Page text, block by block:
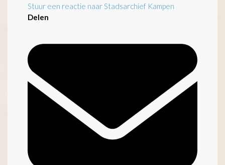
Stuur een reactie naar Stadsarchief Kampen
Delen